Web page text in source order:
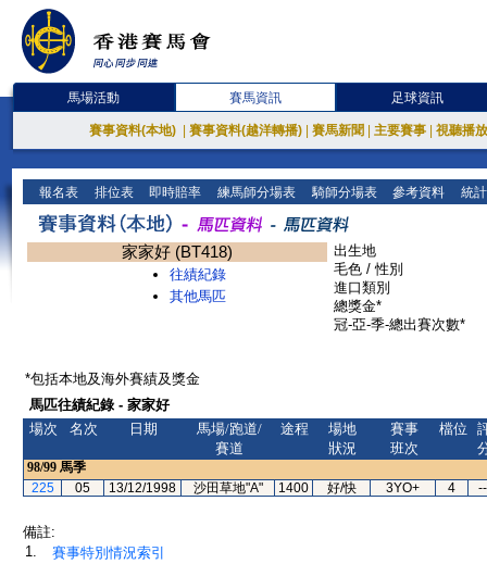
馬場活動 賽馬資訊 足球資訊
賽事資料(本地) 賽事資料(越洋轉播) 賽馬新聞 主要賽事 視聽播
報名表 排位表 即時賠率 練馬師分場表 騎師分場表 參考資料 統
家家好 (BT418)
往績紀錄
其他馬匹
出生地
毛色 / 性別
進口類別
總獎金*
冠-亞-季-總出賽次數*
*包括本地及海外賽績及獎金
馬匹往績紀錄 - 家家好
場次
名次 日期
馬場/跑道/
賽道
途程
場地
狀況
賽事
班次
檔位
98/99 馬季
225
05 13/12/1998 沙田草地"A" 1400 好/快 3YO+ 4 --
備註:
1.
賽事特別情況索引